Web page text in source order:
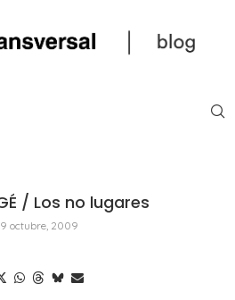
/ Los no lugares
octubre, 2009